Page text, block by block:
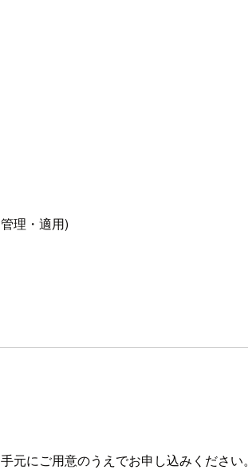
理・適用)
元にご用意のうえでお申し込みください。